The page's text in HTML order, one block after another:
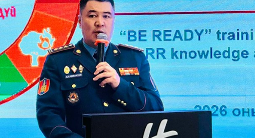
сангийн хөрөнгө 7.6 тэрбум төгрөгөөр арвижлаа